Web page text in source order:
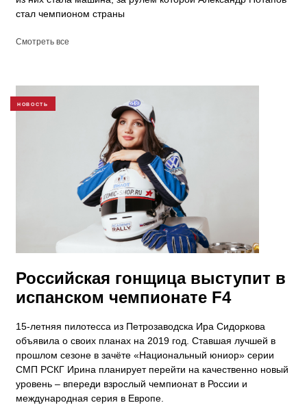
стал чемпионом страны
Смотреть все
НОВОСТЬ
Российская гонщица выступит в
испанском чемпионате F4
15-летняя пилотесса из Петрозаводска Ира Сидоркова
объявила о своих планах на 2019 год. Ставшая лучшей в
прошлом сезоне в зачёте «Национальный юниор» серии
СМП РСКГ Ирина планирует перейти на качественно новый
уровень – впереди взрослый чемпионат в России и
международная серия в Европе.